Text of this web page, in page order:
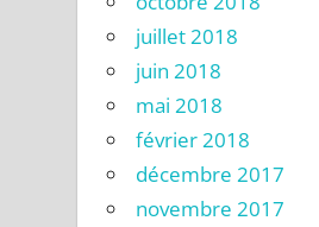
juillet 2018
juin 2018
mai 2018
février 2018
décembre 2017
novembre 2017